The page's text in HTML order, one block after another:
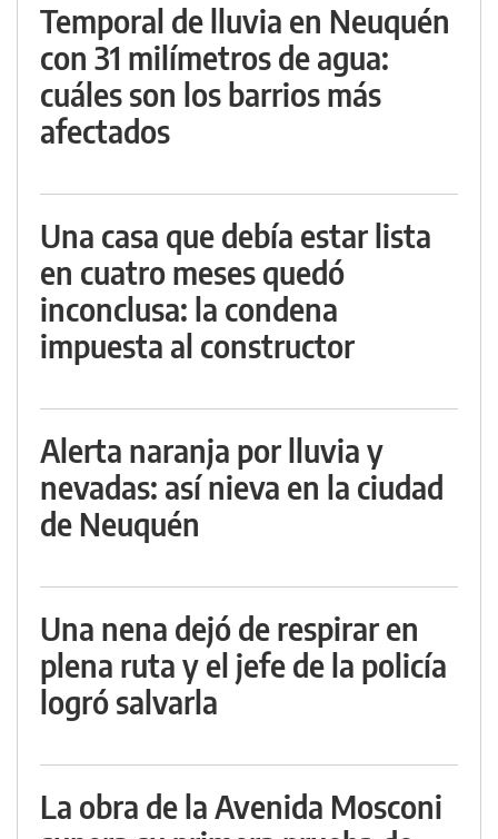
Temporal de lluvia en Neuquén
con 31 milímetros de agua:
cuáles son los barrios más
afectados
Una casa que debía estar lista
en cuatro meses quedó
inconclusa: la condena
impuesta al constructor
Alerta naranja por lluvia y
nevadas: así nieva en la ciudad
de Neuquén
Una nena dejó de respirar en
plena ruta y el jefe de la policía
logró salvarla
La obra de la Avenida Mosconi